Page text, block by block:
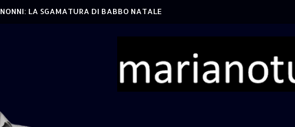
NONNI: LA SGAMATURA DI BABBO NATALE